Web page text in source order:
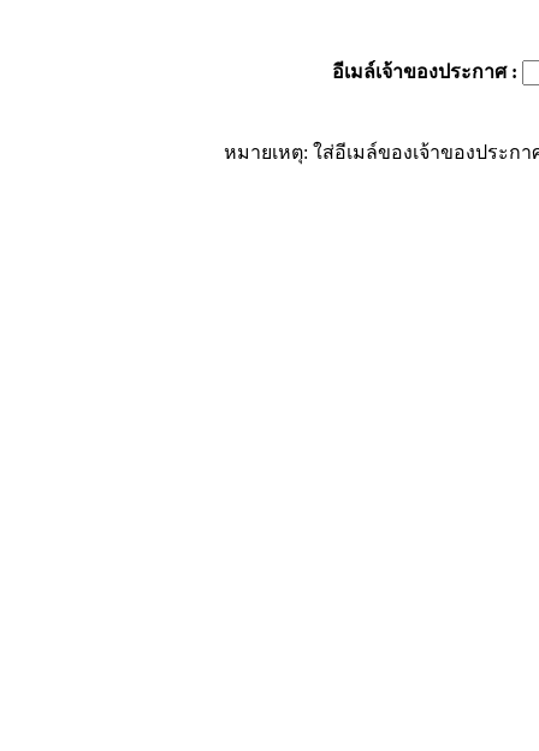
อีเมล์เจ้าของประกาศ:
หมายเหตุ: ใส่อีเมล์ของเจ้าของประก